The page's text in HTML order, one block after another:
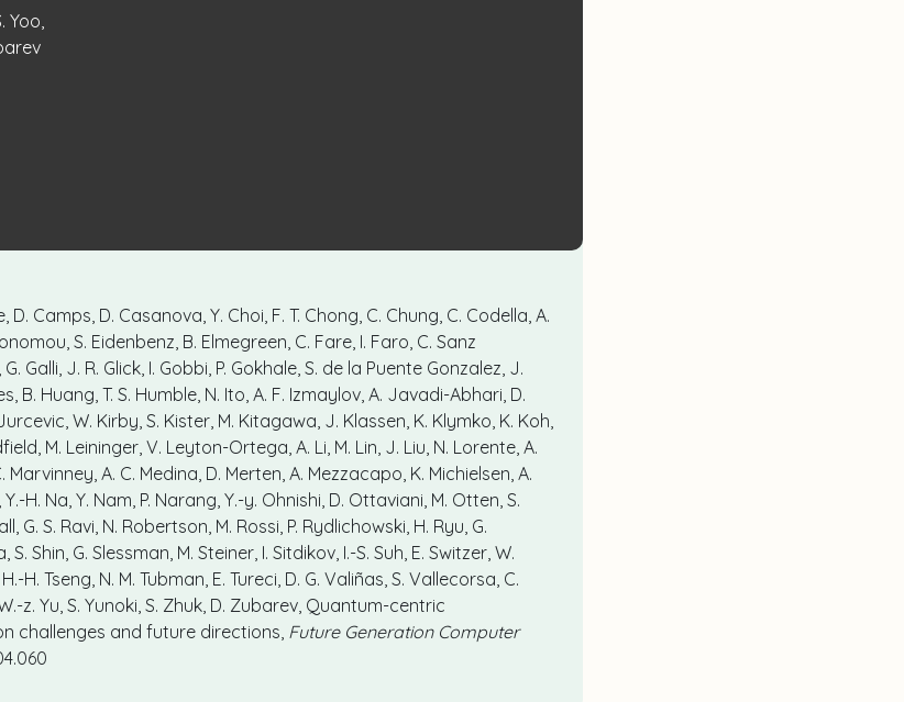
Yoo,
D. Camps, D. Casanova, Y. Choi, F. T. Chong, C. Chung, C. Codella, A.
S. Eidenbenz, B. Elmegreen, C. Fare, I. Faro, C. Sanz
Galli, J. R. Glick, I. Gobbi, P. Gokhale, S. de la Puente Gonzalez, J.
B. Huang, T. S. Humble, N. Ito, A. F. Izmaylov, A. Javadi-Abhari, D.
W. Kirby, S. Kister, M. Kitagawa, J. Klassen, K. Klymko, K. Koh,
M. Leininger, V. Leyton-Ortega, A. Li, M. Lin, J. Liu, N. Lorente, A.
A. C. Medina, D. Merten, A. Mezzacapo, K. Michielsen, A.
H. Na, Y. Nam, P. Narang, Y.-y. Ohnishi, D. Ottaviani, M. Otten, S.
G. S. Ravi, N. Robertson, M. Rossi, P. Rydlichowski, H. Ryu, G.
Shin, G. Slessman, M. Steiner, I. Sitdikov, I.-S. Suh, E. Switzer, W.
H. Tseng, N. M. Tubman, E. Tureci, D. G. Valiñas, S. Vallecorsa, C.
z. Yu, S. Yunoki, S. Zhuk, D. Zubarev, Quantum-centric
challenges and future directions, Future Generation Computer